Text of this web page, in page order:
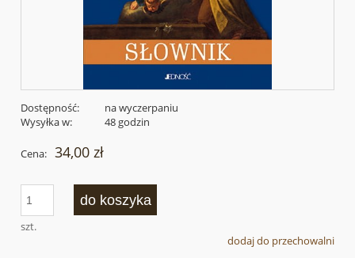
Dostępność:
na wyczerpaniu
Wysyłka w:
48 godzin
Cena: 34,00 zł
szt.
do koszyka
dodaj do przechowalni